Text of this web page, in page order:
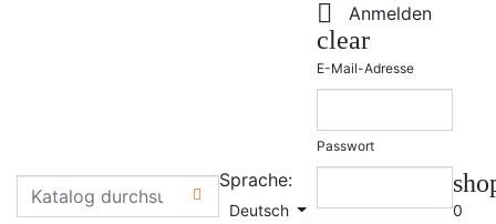

Sprache:
Deutsch
 Anmelden
clear
E-Mail-Adresse
Passwort
0